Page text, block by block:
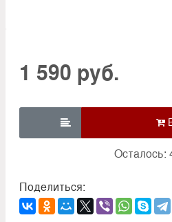
1 590 руб.

Осталось:
Поделиться: